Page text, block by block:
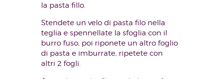
la pasta fillo.
Stendete un velo di pasta filo nella
teglia e spennellate la sfoglia con il
burro fuso, poi riponete un altro foglio
di pasta e imburrate, ripetete con
altri 2 fogli.